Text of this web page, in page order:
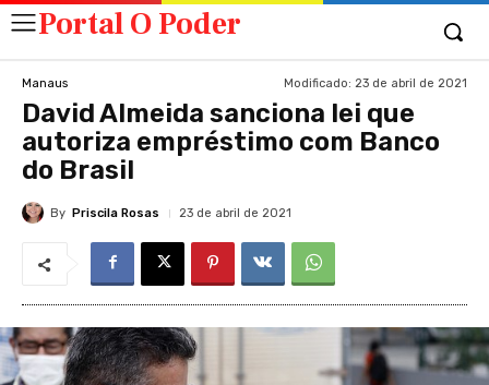
Portal O Poder
Manaus Modificado: 23 de abril de 2021
David Almeida sanciona lei que
autoriza empréstimo com Banco
do Brasil
By Priscila Rosas 23 de abril de 2021